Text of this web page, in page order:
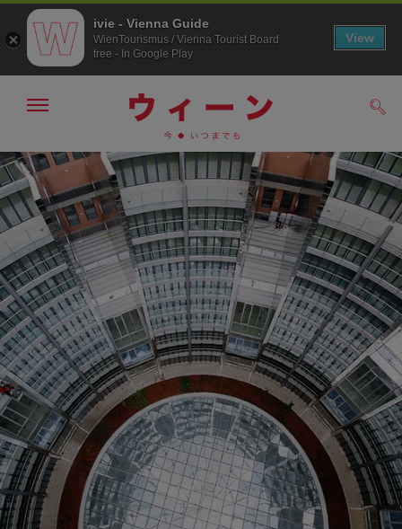
メ
ニ
ュ
ー
へ
こ
の
ペ
ー
ジ
の
ト
ッ
プ
へ
メ
ー
の
表
示・
非
表
示
す
る
ivie - Vienna Guide
WienTourismus / Vienna Tourist Board
free - In Google Play
View